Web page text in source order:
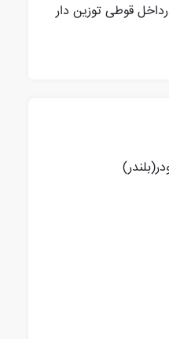
قوطی توزین دار